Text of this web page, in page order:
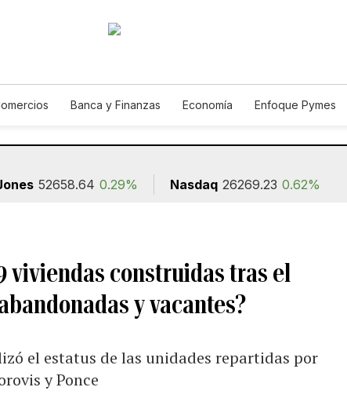
Banca y Finanzas Economía Enfoque Pymes
52658.64 0.29% Nasdaq 26269.23 0.62%
viviendas construidas tras el
y vacantes?
el estatus de las unidades repartidas por
y Ponce